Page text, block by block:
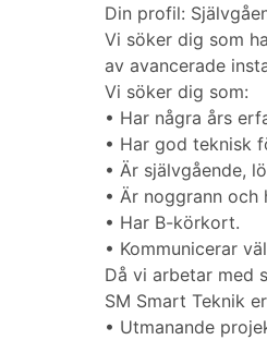
Din profil:
Vi söker dig som
av avancerade
Vi söker dig som:
• Har några års
• Har god teknisk
• Är självgående,
• Är noggrann
• Har B-körkort.
• Kommunicerar
Då vi arbetar med
SM Smart Teknik
• Utmanande